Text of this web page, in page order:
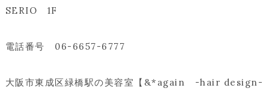
SERIO 1F
電話番号 06-6657-6777
大阪市東成区緑橋駅の美容室【&*again -hair design-